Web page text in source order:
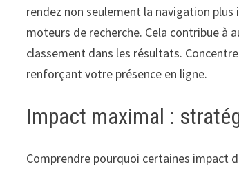
rendez non seulement la navigation
moteurs de recherche. Cela contribue à
classement dans les résultats.
renforçant votre présence en ligne.
Impact maximal :
Comprendre pourquoi certaines impact